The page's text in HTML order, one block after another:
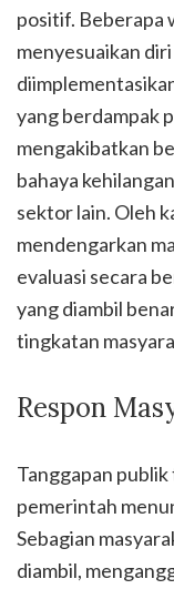
positif. Beberapa
menyesuaikan
yang berdampak
mengakibatkan
bahaya
sektor lain. Oleh
mendengarkan
evaluasi secara
yang diambil
tingkatan
Respon
Tanggapan
pemerintah
Sebagian
diambil,